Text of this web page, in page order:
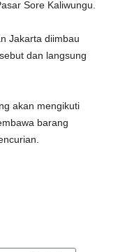
Sore Kaliwungu.
Jakarta diimbau
dan langsung
akan mengikuti
barang